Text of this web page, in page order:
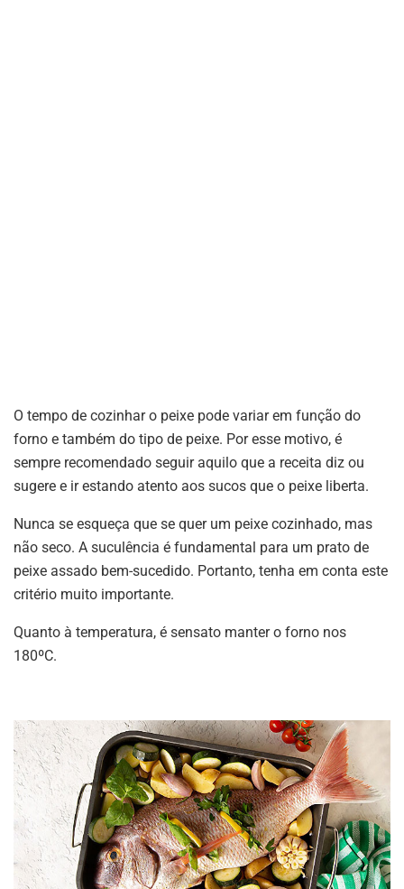
O tempo de cozinhar o peixe pode variar em função do
forno e também do tipo de peixe. Por esse motivo, é
sempre recomendado seguir aquilo que a receita diz ou
sugere e ir estando atento aos sucos que o peixe liberta.
Nunca se esqueça que se quer um peixe cozinhado, mas
não seco. A suculência é fundamental para um prato de
peixe assado bem-sucedido. Portanto, tenha em conta este
critério muito importante.
Quanto à temperatura, é sensato manter o forno nos
180ºC.